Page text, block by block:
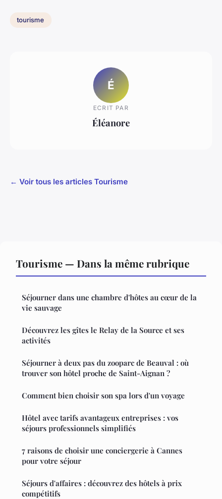
tourisme
É
ECRIT PAR
Éléanore
← Voir tous les articles Tourisme
Tourisme — Dans la même rubrique
Séjourner dans une chambre d'hôtes au cœur de la
vie sauvage
Découvrez les gîtes le Relay de la Source et ses
activités
Séjourner à deux pas du zooparc de Beauval : où
trouver son hôtel proche de Saint-Aignan ?
Comment bien choisir son spa lors d'un voyage
Hôtel avec tarifs avantageux entreprises : vos
séjours professionnels simplifiés
7 raisons de choisir une conciergerie à Cannes
pour votre séjour
Séjours d'affaires : découvrez des hôtels à prix
compétitifs